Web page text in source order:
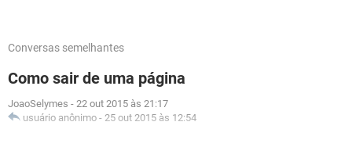
Conversas semelhantes
Como sair de uma página
JoaoSelymes - 22 out 2015 às 21:17
usuário anônimo - 25 out 2015 às 12:54